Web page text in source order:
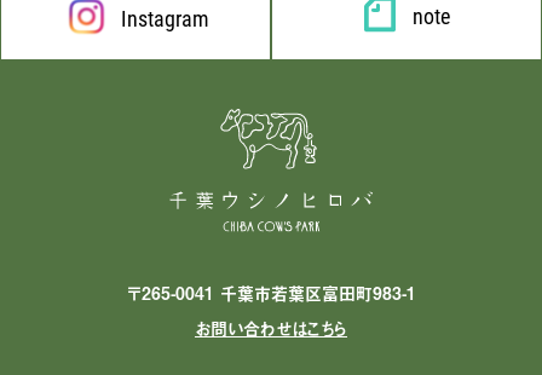
Instagram note
〒265-0041 千葉市若葉区富田町983-1
お問い合わせはこちら